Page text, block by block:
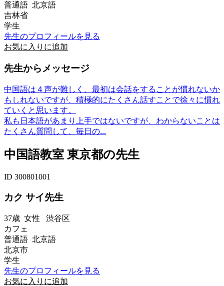
普通語 北京語
吉林省
学生
先生のプロフィールを見る
お気に入りに追加
先生からメッセージ
中国語は４声が難しく、最初は会話をすることが慣れないか
もしれないですが、積極的にたくさん話すことで徐々に慣れ
ていくと思います。
私も日本語があまり上手ではないですが、わからないことは
たくさん質問して、毎日の...
中国語教室 東京都の先生
ID 300801001
カク サイ先生
37歳 女性 渋谷区
カフェ
普通語 北京語
北京市
学生
先生のプロフィールを見る
お気に入りに追加